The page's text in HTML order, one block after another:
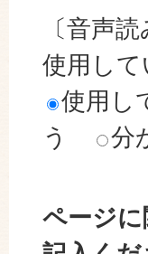
〔音声
使用して
使用し
う
分
ページ